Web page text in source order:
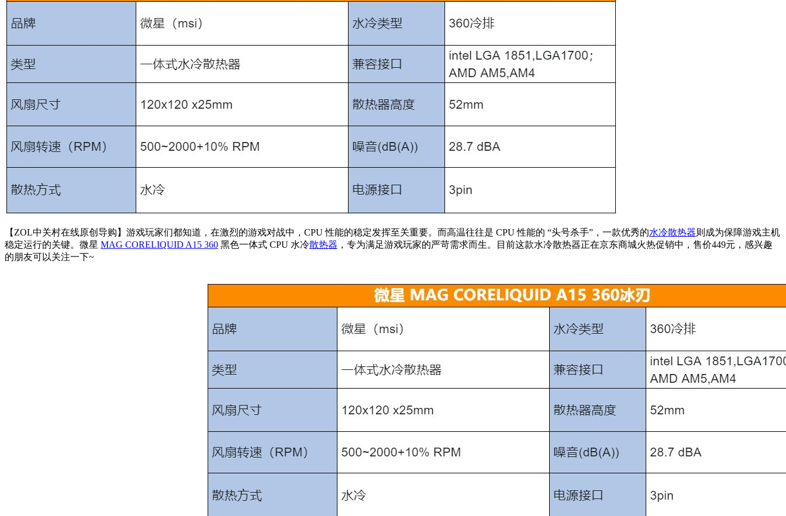
【ZOL中关村在线原创导购】游戏玩家们都知道，在激烈的游戏对战中，CPU 性能的稳定发挥至关重要。而高温往往是 CPU 性能的 “头号杀手”，一款优秀的水冷散热器则成为保障游戏主机
稳定运行的关键。微星 MAG CORELIQUID A15 360 黑色一体式 CPU 水冷散热器 ，专为满足游戏玩家的严苛需求而生。目前这款水冷散热器正在京东商城火热促销中，售价449元，感兴趣
的朋友可以关注一下~